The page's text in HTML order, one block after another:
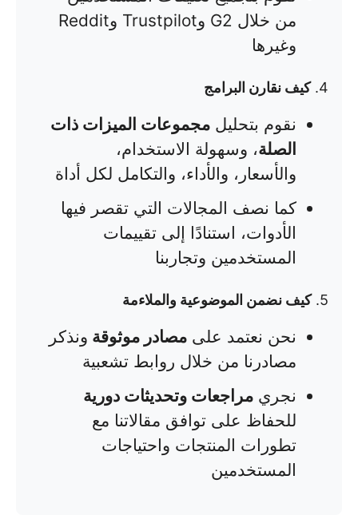
من خلال G2 وTrustpilot وReddit
وغيرها
4. كيف نقارن البرامج
نقوم بتحليل مجموعات الميزات ذات
الصلة، وسهولة الاستخدام،
والأسعار، والأداء، والتكامل لكل أداة
كما نصف المجالات التي تقصر فيها
الأدوات، استنادًا إلى تقييمات
المستخدمين وتجاربنا
5. كيف نضمن الموضوعية والملاءمة
نحن نعتمد على مصادر موثوقة ونذكر
مصادرنا من خلال روابط تشعبية
نجري مراجعات وتحديثات دورية
للحفاظ على توافق مقالاتنا مع
تطورات المنتجات واحتياجات
المستخدمين